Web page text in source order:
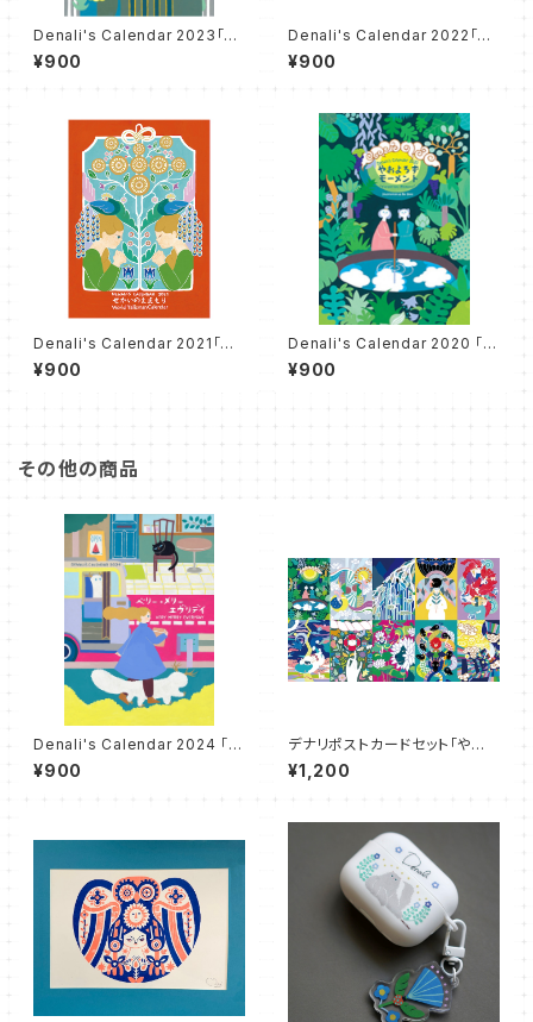
Denali's Calendar 2023「エ
レメンタル神殿」
¥900
Denali's Calendar 2022「CA
T JAM SESSION 〜ネコジャ
ムセッション〜」
¥900
Denali's Calendar 2021「せ
かいのえまもり」
¥900
Denali's Calendar 2020 「や
およろずモーメント」
¥900
その他の商品
Denali's Calendar 2024 「ベ
リー・メリー・エヴリディ」"VERY
MERRY EVERYDAY"
¥900
デナリポストカードセット「やおよ
ろずモーメント」
¥1,200